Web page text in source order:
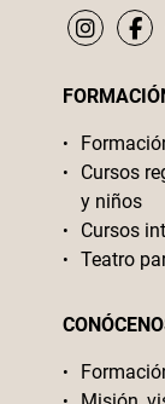
Cursos
y niños
Cursos
Teatro